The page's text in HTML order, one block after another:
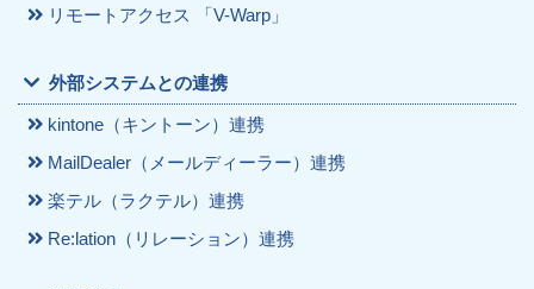
リモートアクセス 「V-Warp」
外部システムとの連携
kintone（キントーン）連携
MailDealer（メールディーラー）連携
楽テル（ラクテル）連携
Re:lation（リレーション）連携